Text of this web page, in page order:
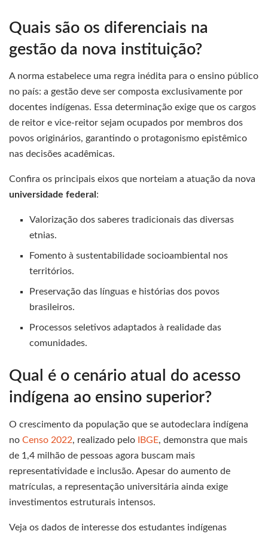
Quais são os diferenciais na
gestão da nova instituição?
A norma estabelece uma regra inédita para o ensino público
no país: a gestão deve ser composta exclusivamente por
docentes indígenas. Essa determinação exige que os cargos
de reitor e vice-reitor sejam ocupados por membros dos
povos originários, garantindo o protagonismo epistêmico
nas decisões acadêmicas.
Confira os principais eixos que norteiam a atuação da nova
universidade federal :
Valorização dos saberes tradicionais das diversas
etnias.
Fomento à sustentabilidade socioambiental nos
territórios.
Preservação das línguas e histórias dos povos
brasileiros.
Processos seletivos adaptados à realidade das
comunidades.
Qual é o cenário atual do acesso
indígena ao ensino superior?
O crescimento da população que se autodeclara indígena
no Censo 2022, realizado pelo IBGE, demonstra que mais
de 1,4 milhão de pessoas agora buscam mais
representatividade e inclusão. Apesar do aumento de
matrículas, a representação universitária ainda exige
investimentos estruturais intensos.
Veja os dados de interesse dos estudantes indígenas